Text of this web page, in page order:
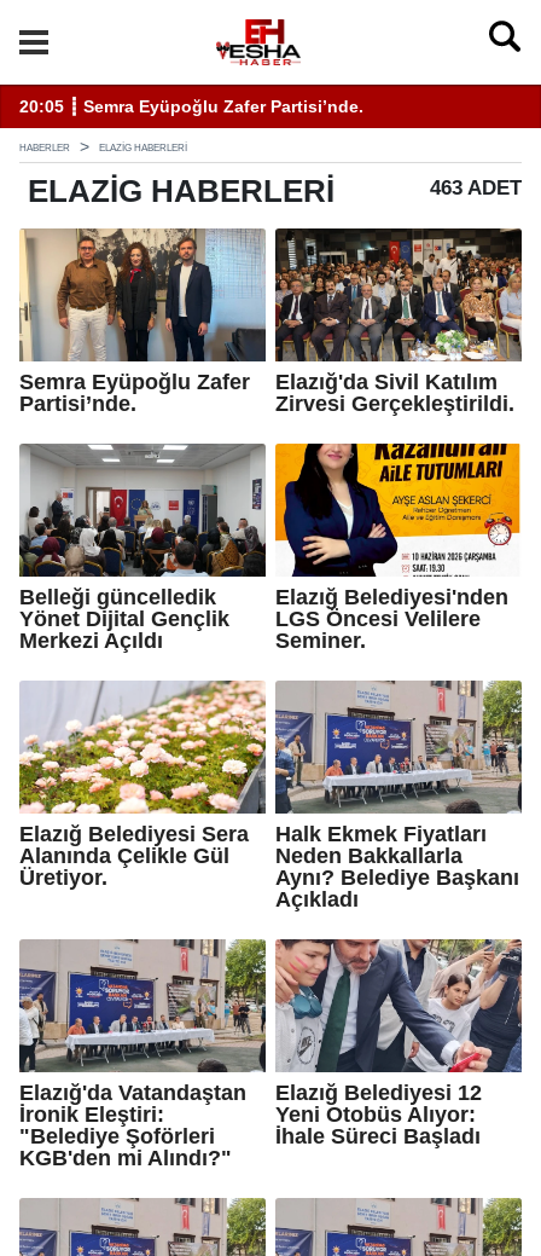
20:05 ┋ Semra Eyüpoğlu Zafer Partisi’nde.
HABERLER ELAZIG HABERLERI
ELAZIG HABERLERI 463 ADET
Semra Eyüpoğlu Zafer
Partisi’nde.
Elazığ'da Sivil Katılım
Zirvesi Gerçekleştirildi.
Belleği güncelledik
Yönet Dijital Gençlik
Merkezi Açıldı
Elazığ Belediyesi'nden
LGS Öncesi Velilere
Seminer.
Elazığ Belediyesi Sera
Alanında Çelikle Gül
Üretiyor.
Halk Ekmek Fiyatları
Neden Bakkallarla
Aynı? Belediye Başkanı
Açıkladı
Elazığ'da Vatandaştan
İronik Eleştiri:
"Belediye Şoförleri
KGB'den mi Alındı?"
Elazığ Belediyesi 12
Yeni Otobüs Alıyor:
İhale Süreci Başladı